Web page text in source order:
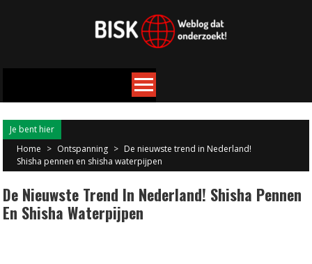
Je bent hier
Home > Ontspanning > De nieuwste trend in Nederland!
Shisha pennen en shisha waterpijpen
De Nieuwste Trend In Nederland! Shisha Pennen
En Shisha Waterpijpen